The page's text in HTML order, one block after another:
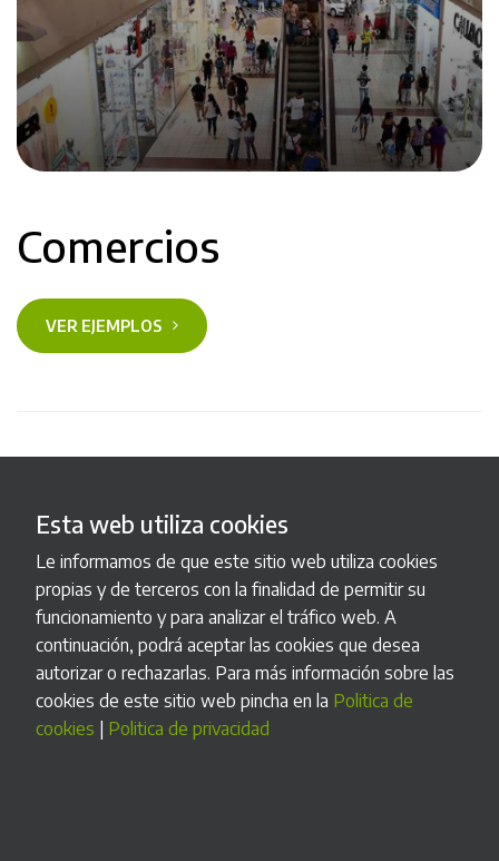
Comercios
VER EJEMPLOS
Esta web utiliza cookies
Le informamos de que este sitio web utiliza cookies
propias y de terceros con la finalidad de permitir su
funcionamiento y para analizar el tráfico web. A
continuación, podrá aceptar las cookies que desea
autorizar o rechazarlas. Para más información sobre las
cookies de este sitio web pincha en la Politica de
cookies
Politica de privacidad